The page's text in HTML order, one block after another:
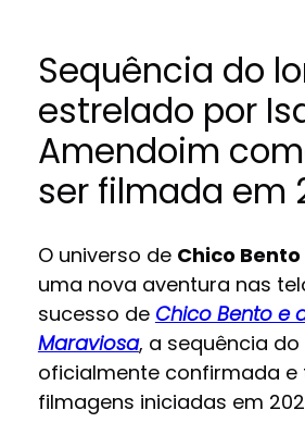
Sequência do
estrelado por
Amendoim
ser filmada em
O universo de Chico Bento
uma nova aventura nas
sucesso de Chico Bento e
Maraviosa, a sequência
oficialmente confirmada e
filmagens iniciadas em